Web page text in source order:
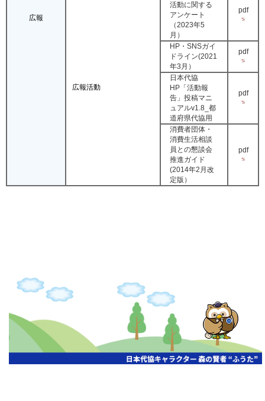
広報
広報活動
活動に関する
アンケート
（2023年5
月）
pdf
HP・SNSガイ
ドライン(2021
年3月）
pdf
日本代協
HP「活動報
告」投稿マニ
ュアルv1.8_都
道府県代協用
pdf
消費者団体・
消費生活相談
員との懇談会
推進ガイド
(2014年2月改
定版）
pdf